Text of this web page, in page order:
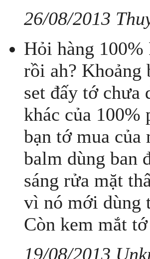
26/08/2013
Hỏi hàng 100%
rồi ah? Khoảng
set đấy tớ chưa
khác của 100%
bạn tớ mua
balm dùng ban
sáng rửa mặt
vì nó mới dùng
Còn kem mắt
19/08/2013